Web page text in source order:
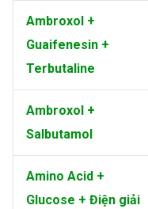
Ambroxol +
Guaifenesin +
Terbutaline
Ambroxol +
Salbutamol
Amino Acid +
Glucose + Điện giải